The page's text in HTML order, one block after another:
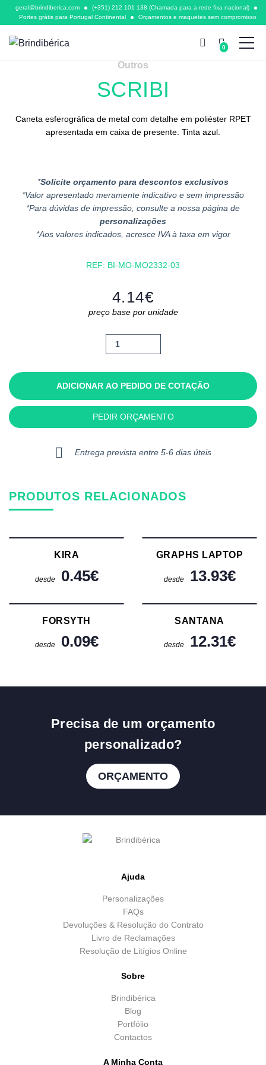
geral@brindiberica.com
(+351) 212 101 138 (Chamada para a rede fixa nacional)
Portes grátis para Portugal Continental
Orçamentos e maquetes sem compromisso
0
Outros
SCRIBI
Caneta esferográfica de metal com detalhe em poliéster RPET
apresentada em caixa de presente. Tinta azul.
*Solicite orçamento para descontos exclusivos
*Valor apresentado meramente indicativo e sem impressão
*Para dúvidas de impressão, consulte a nossa página de
personalizações
*Aos valores indicados, acresce IVA à taxa em vigor
REF: BI-MO-MO2332-03
4.14€
preço base por unidade
Quantidade
de
Scribi
ADICIONAR AO PEDIDO DE COTAÇÃO
PEDIR ORÇAMENTO
Entrega prevista entre 5-6 dias úteis
PRODUTOS RELACIONADOS
KIRA
desde 0.45€
GRAPHS LAPTOP
desde 13.93€
FORSYTH
desde 0.09€
SANTANA
desde 12.31€
Precisa de um orçamento
personalizado?
ORÇAMENTO
Ajuda
Personalizações
FAQs
Devoluções & Resolução do Contrato
Livro de Reclamações
Resolução de Litígios Online
Sobre
Brindibérica
Blog
Portfólio
Contactos
A Minha Conta